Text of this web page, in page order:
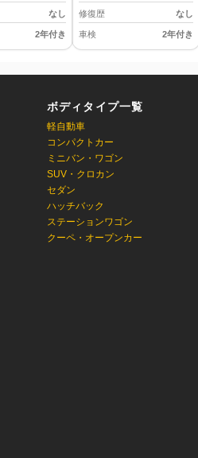
なし
2年付き
修復歴 なし
車検 2年付き
ボディタイプ一覧
軽自動車
コンパクトカー
ミニバン・ワゴン
SUV・クロカン
セダン
ハッチバック
ステーションワゴン
クーペ・オープンカー